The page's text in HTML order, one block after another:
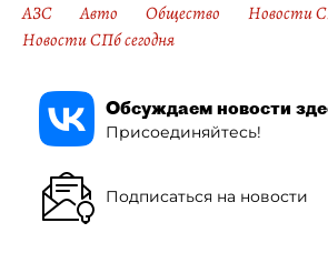
АЗС
Авто Общество
Новости
Новости СПб сегодня
Обсуждаем новости
Присоединяйтесь!
Подписаться на новости